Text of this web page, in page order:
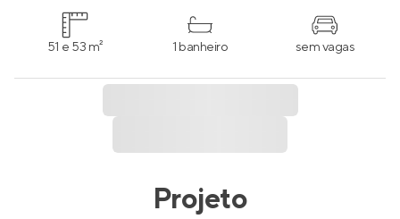
51 e 53 m² 1 banheiro sem vagas
Projeto